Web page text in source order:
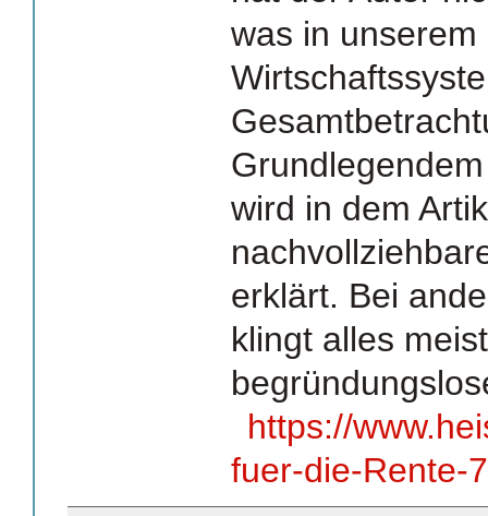
was in unserem
wird in dem
erklärt. Bei
klingt alles
https://
fuer-die-Rente-